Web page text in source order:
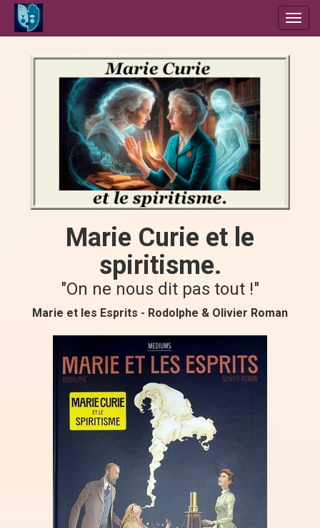
Marie Curie et le
spiritisme.
"On ne nous dit pas tout !"
Marie et les Esprits - Rodolphe & Olivier Roman